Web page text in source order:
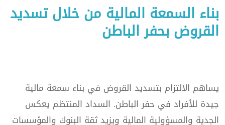
بناء السمعة المالية من خلال تسديد
القروض بحفر الباطن
يساهم الالتزام بتسديد القروض في بناء سمعة مالية
جيدة للأفراد في حفر الباطن. السداد المنتظم يعكس
الجدية والمسؤولية المالية ويزيد ثقة البنوك والمؤسسات